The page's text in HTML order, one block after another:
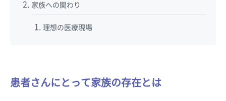
家族への関わり
理想の医療現場
患者さんにとって家族の存在とは